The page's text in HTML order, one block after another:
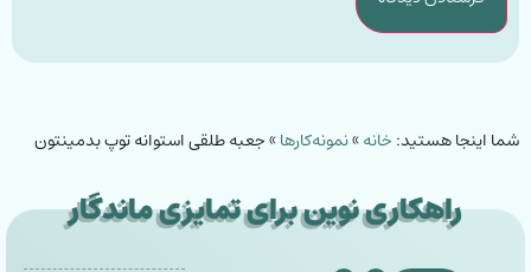
شما اینجا هستید: خانه»نمونه‌کارها»جعبه طلقی استوانه توپ بدمینتون
راهکاری نوین برای تمایزی ماندگار